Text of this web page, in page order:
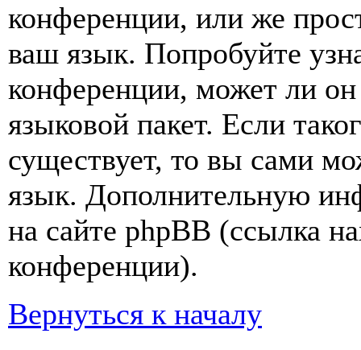
конференции, или же
ваш язык. Попробуйте
конференции, может ли
языковой пакет. Если
существует, то вы сами
язык. Дополнительную
на сайте phpBB (ссылка
конференции).
Вернуться к началу